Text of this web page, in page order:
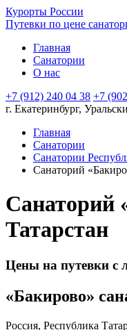
Курорты России
Путевки по цене
Главная
Санатории
О нас
+7 (912) 240 04 38 +7
г. Екатеринбург,
Главная
Санатории
Санатории
Санаторий
Санаторий
Татарстан
Цены на путевки с
«Бакирово»
Россия, Республика